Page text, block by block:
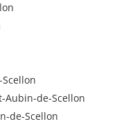
Aubin-de-Scellon
de-Scellon